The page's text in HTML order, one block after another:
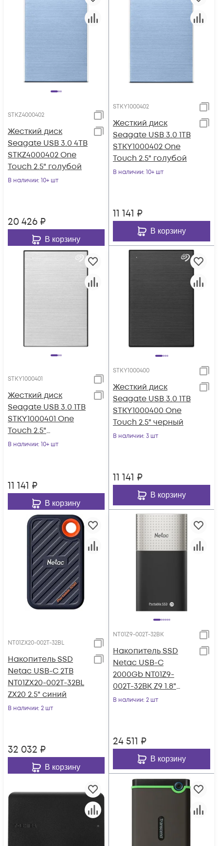
STKZ4000402
Жесткий диск
Seagate USB 3.0 4TB
STKZ4000402 One
Touch 2.5" голубой
В наличии: 10+ шт
20 426 ₽
В корзину
STKY1000402
Жесткий диск
Seagate USB 3.0 1TB
STKY1000402 One
Touch 2.5" голубой
В наличии: 10+ шт
11 141 ₽
В корзину
STKY1000401
Жесткий диск
Seagate USB 3.0 1TB
STKY1000401 One
Touch 2.5"
серебристый
В наличии: 10+ шт
11 141 ₽
В корзину
STKY1000400
Жесткий диск
Seagate USB 3.0 1TB
STKY1000400 One
Touch 2.5" черный
В наличии: 3 шт
11 141 ₽
В корзину
NT01ZX20-002T-32BL
Накопитель SSD
Netac USB-C 2TB
NT01ZX20-002T-32BL
ZX20 2.5" синий
В наличии: 2 шт
32 032 ₽
В корзину
NT01Z9-002T-32BK
Накопитель SSD
Netac USB-C
2000Gb NT01Z9-
002T-32BK Z9 1.8"
черный
В наличии: 2 шт
24 511 ₽
В корзину